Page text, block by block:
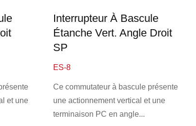
et une
Interrupteur À Bascule
Étanche Vert. Angle Droit
SP
ES-8
Ce commutateur à bascule présente
une actionnement vertical et une
terminaison PC en angle...